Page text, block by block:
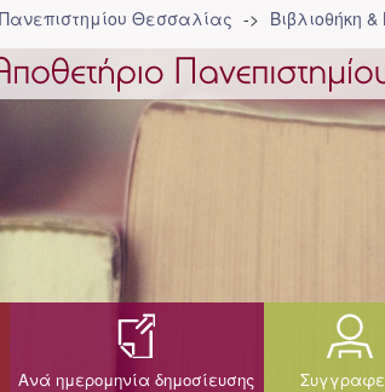
Θεσσαλίας Βιβλιοθήκη
Ανά ημερομηνία δημοσίευσης